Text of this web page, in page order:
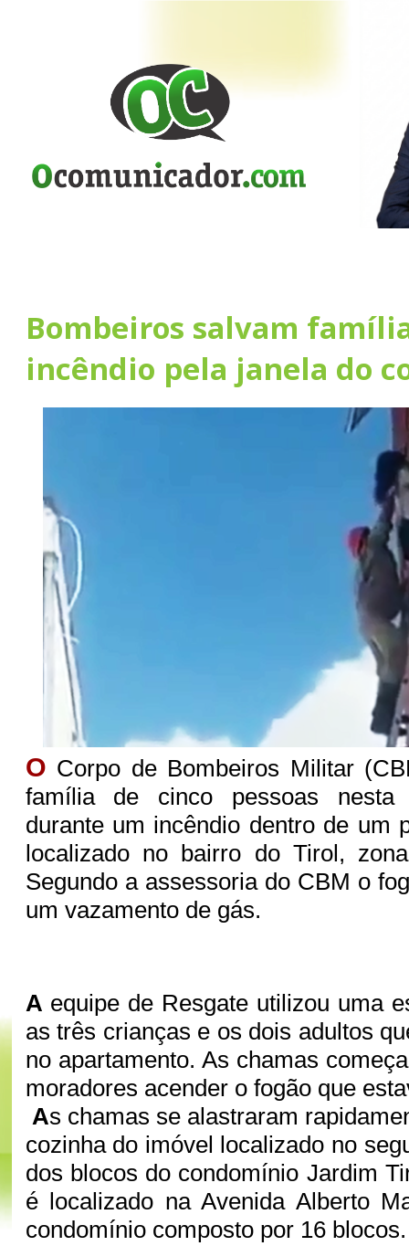
Bombeiros salvam
incêndio pela janela do
O Corpo de Bombeiros Militar
família de cinco pessoas nesta
durante um incêndio dentro de um
localizado no bairro do Tirol,
Segundo a assessoria do CBM o
um vazamento de gás.
A equipe de Resgate utilizou uma
as três crianças e os dois adultos
no apartamento. As chamas
moradores acender o fogão que
As chamas se alastraram
cozinha do imóvel localizado no
dos blocos do condomínio Jardim
é localizado na Avenida Alberto
condomínio composto por 16 blocos.